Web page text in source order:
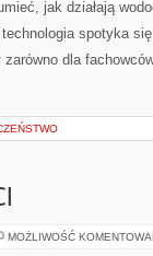
jak działają
spotyka
dla
MOŻLIWOŚĆ